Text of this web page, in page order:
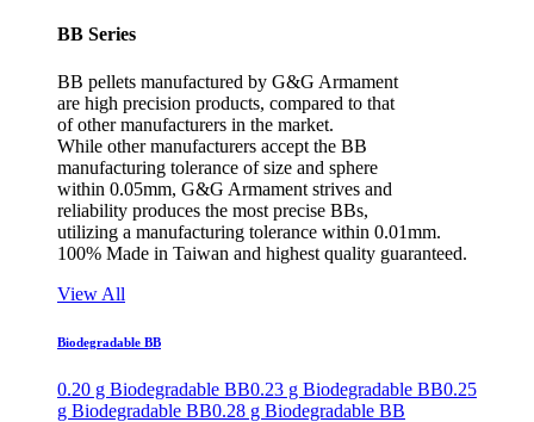
BB Series
BB pellets manufactured by G&G Armament
are high precision products, compared to that
of other manufacturers in the market.
While other manufacturers accept the BB
manufacturing tolerance of size and sphere
within 0.05mm, G&G Armament strives and
reliability produces the most precise BBs,
utilizing a manufacturing tolerance within 0.01mm.
100% Made in Taiwan and highest quality guaranteed.
View All
Biodegradable BB
0.20 g Biodegradable BB0.23 g Biodegradable BB0.25
g Biodegradable BB0.28 g Biodegradable BB